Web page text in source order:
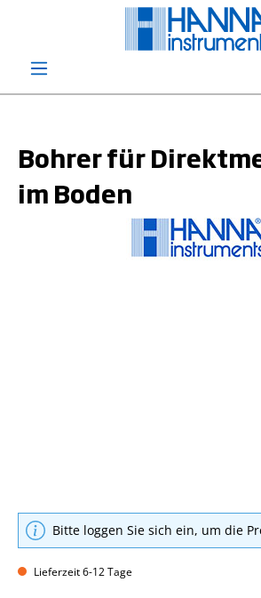
Bohrer für
im Boden
Bitte loggen Sie sich ein, um die
Lieferzeit 6-12 Tage